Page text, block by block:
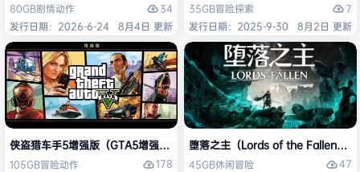
80GB剧情动作
34
发行日期：2026-6-24
8月4日 更新
35GB冒险探索
7
发行日期：2025-9-30
8月2日 更新
侠盗猎车手5增强版（GTA5增强版（Grand Theft Auto V Enhanced）免
105GB冒险动作
178
堕落之主（Lords of the Fallen）免
45GB休闲冒险
47